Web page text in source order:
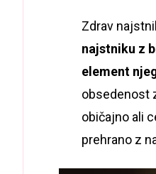
Zdrav
najstniku z
element
obsedenost
običajno ali
prehrano z